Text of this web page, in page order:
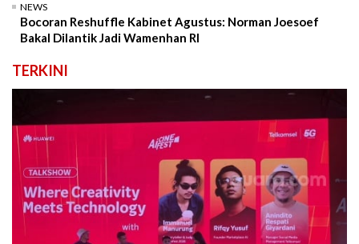
NEWS
Bocoran Reshuffle Kabinet Agustus: Norman Joesoef
Bakal Dilantik Jadi Wamenhan RI
TERKINI